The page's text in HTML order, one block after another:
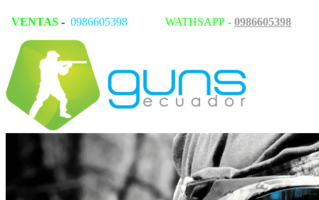
VENTAS - 0986605398 WATHSAPP - 0986605398